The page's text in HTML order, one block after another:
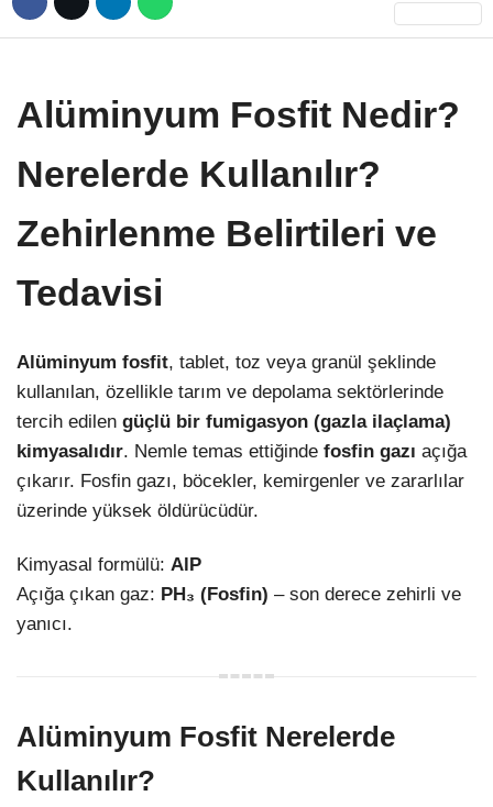
Alüminyum Fosfit Nedir?
Nerelerde Kullanılır?
Zehirlenme Belirtileri ve
Tedavisi
Alüminyum fosfit, tablet, toz veya granül şeklinde
kullanılan, özellikle tarım ve depolama sektörlerinde
tercih edilen güçlü bir fumigasyon (gazla ilaçlama)
kimyasalıdır. Nemle temas ettiğinde fosfin gazı açığa
çıkarır. Fosfin gazı, böcekler, kemirgenler ve zararlılar
üzerinde yüksek öldürücüdür.
Kimyasal formülü: AlP
Açığa çıkan gaz: PH₃ (Fosfin) – son derece zehirli ve
yanıcı.
Alüminyum Fosfit Nerelerde
Kullanılır?